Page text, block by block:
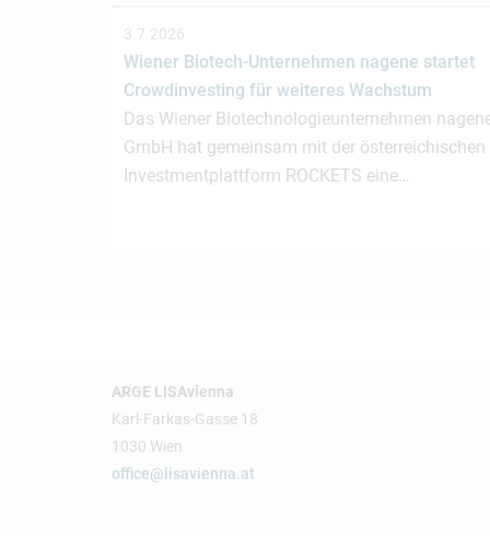
3.7.2026
Wiener Biotech-Unternehmen nagene startet
Crowdinvesting für weiteres Wachstum
Das Wiener Biotechnologieunternehmen
GmbH hat gemeinsam mit der österreichischen
Investmentplattform ROCKETS eine…
ARGE LISAvienna
Karl-Farkas-Gasse 18
1030 Wien
office@lisavienna.at